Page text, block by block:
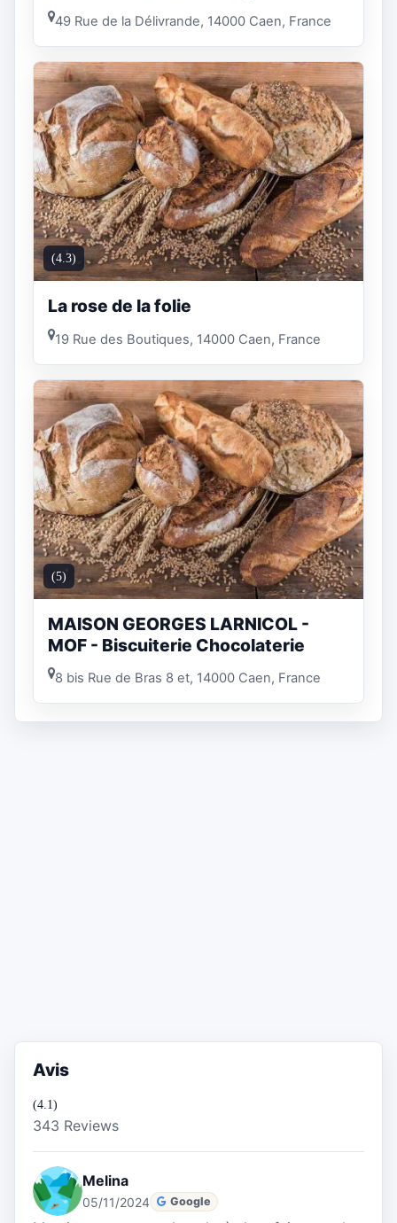
49 Rue de la Délivrande, 14000 Caen, France
(4.3)
La rose de la folie
19 Rue des Boutiques, 14000 Caen, France
(5)
MAISON GEORGES LARNICOL -
MOF - Biscuiterie Chocolaterie
8 bis Rue de Bras 8 et, 14000 Caen, France
Avis
(4.1)
343 Reviews
Melina
05/11/2024 Google